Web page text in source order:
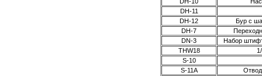
DH-11
DH-12
Бур с
DH-7
DN-3
Набор
THW18
S-10
S-11A